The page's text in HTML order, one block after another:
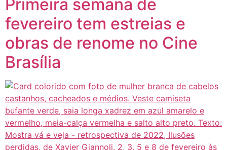
Primeira semana de
fevereiro tem estreias e
obras de renome no Cine
Brasília